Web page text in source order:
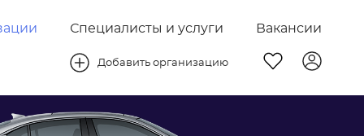
Специалисты и услуги Вакансии
Добавить организацию